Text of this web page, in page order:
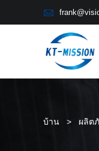

บ้าน > ผลิต